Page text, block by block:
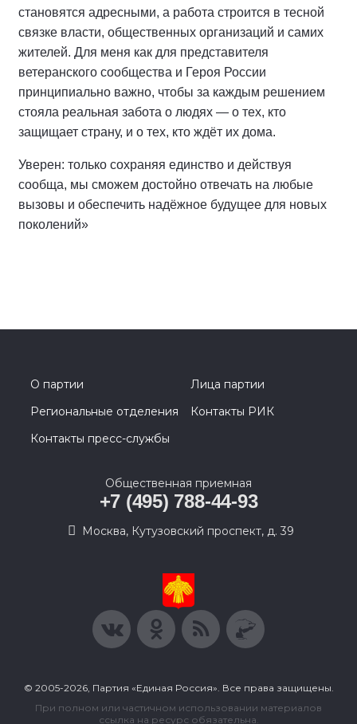
становятся адресными, а работа строится в тесной
связке власти, общественных организаций и самих
жителей. Для меня как для представителя
ветеранского сообщества и Героя России
принципиально важно, чтобы за каждым решением
стояла реальная забота о людях — о тех, кто
защищает страну, и о тех, кто ждёт их дома.
Уверен: только сохраняя единство и действуя
сообща, мы сможем достойно отвечать на любые
вызовы и обеспечить надёжное будущее для новых
поколений»
О партии
Лица партии
Региональные отделения
Контакты РИК
Контакты пресс-службы
Общественная приемная
+7 (495) 788-44-93
Москва, Кутузовский проспект, д. 39
© 2005-2026, Партия «Единая Россия». Все права защищены.
При полном или частичном использовании материалов
ссылка на ресурс обязательна.